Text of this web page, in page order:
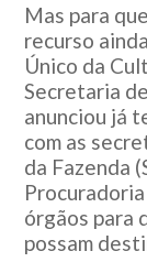
Mas para
recurso
Único da
Secretaria
anunciou já
com as
da Fazenda
órgãos para
possam